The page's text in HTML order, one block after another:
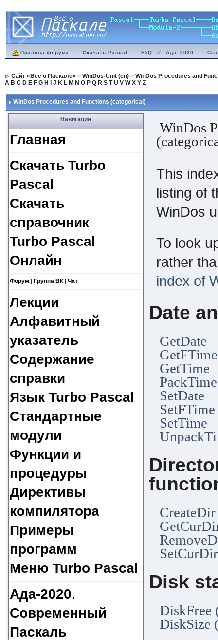
Правила форума :: Скачать Pascal :: FAQ // Ада–2020 ::
Сайт «Всё о Паскале» > WinDos-Unit (en)> WinDos Procedures and
A B C D E F G H J K L M N O P Q R S T U V W X Y Z
WinDos Procedures and Functions (categorical)
Навигация
Главная
Скачать Turbo
Pascal
Скачать
справочник
Turbo Pascal
Онлайн
Форум Группа ВК| Чат
Лекции
Алфавитный
указатель
Содержание
справки
Язык Turbo Pascal
Стандартные
модули
Функции и
процедуры
Директивы
компилятора
Примеры
программ
Меню Turbo Pascal
Ада-2020.
Современный
Паскаль
WinDos
This
listing of
WinDos
To look
rather
index of
Date
GetDate
SetDate
SetTime
Disk
DiskFree
DiskSize